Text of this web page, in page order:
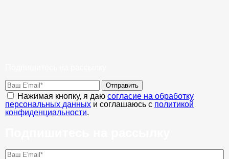
Отправить
Нажимая кнопку, я даю согласие на обработку
персональных данных и соглашаюсь с политикой
конфиденциальности.